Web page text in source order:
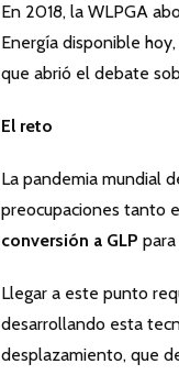
En 2018, la WLPGA
Energía disponible
que abrió el debate
El reto
La pandemia mundial
preocupaciones tanto
conversión a GLP
Llegar a este punto
desarrollando esta
desplazamiento, que